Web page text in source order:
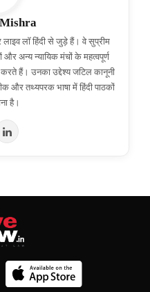
लॉ हिंदी से जुड़े हैं। वे सुप्रीम
और अन्य न्यायिक मंचों के महत्वपूर्ण
हैं। उनका उद्देश्य जटिल कानूनी
और तथ्यपरक भाषा में हिंदी पाठकों
है।